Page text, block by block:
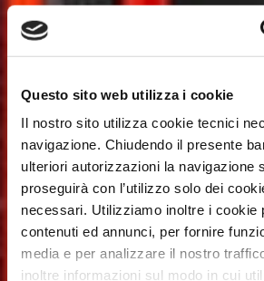
Questo sito web utilizza i cookie
Il nostro sito utilizza cookie tecnici
navigazione. Chiudendo il presente
ulteriori autorizzazioni la navigazione
proseguirà con l’utilizzo solo dei
necessari. Utilizziamo inoltre i cookie
contenuti ed annunci, per fornire
media e per analizzare il nostro
inoltre informazioni sul modo in cui